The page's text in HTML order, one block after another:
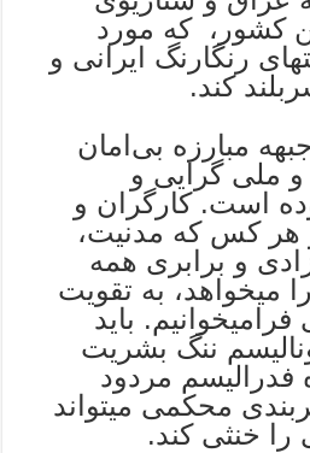
کشور، که مورد
رنگارنگ ایرانى و
کند.
مبارزه بى‌امان
و ملی گرایی و
است. کارگران و
هر کس که مدنیت،
و برابری همه
میخواهد، به تقویت
فرامیخوانیم. باید
ننگ بشریت
مردود
محکمی میتواند
را خنثی کند.